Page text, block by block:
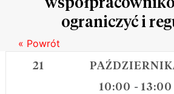
ograniczyć i
« Powrót
21
10:00 - 13:00